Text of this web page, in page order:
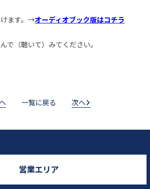
ます。→オーディオブック版はコチラ
で（聴いて）みてください。
一覧に戻る 次へ
営業エリア